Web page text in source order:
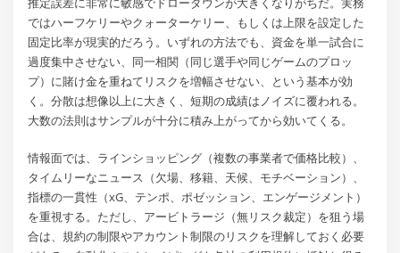
ではハーフケリーやクォーターケリー、もしくは上限を設定した
固定比率が現実的だろう。いずれの方法でも、資金を単一試合に
過度集中させない、同一相関（同じ選手や同じゲームのプロッ
プ）に賭け金を重ねてリスクを増幅させない、という基本が効
く。分散は想像以上に大きく、短期の成績はノイズに覆われる。
大数の法則はサンプルが十分に積み上がってから効いてくる。
情報面では、ラインショッピング（複数の事業者で価格比較）、
タイムリーなニュース（欠場、移籍、天候、モチベーション）、
指標の一貫性（xG、テンポ、ポゼッション、エンゲージメント）
を重視する。ただし、アービトラージ（無リスク裁定）を狙う場
合は、規約の制限やアカウント制限のリスクを理解しておく必要